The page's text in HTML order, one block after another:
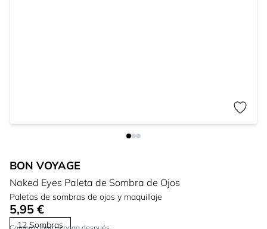
BON VOYAGE
Naked Eyes Paleta de Sombra de Ojos
Paletas de sombras de ojos y maquillaje
5,95 €
12 Sombras